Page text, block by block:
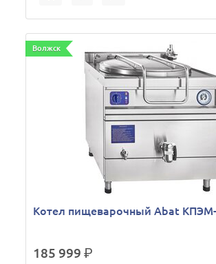
Волжск
Котел пищеварочный Abat
185 999р.